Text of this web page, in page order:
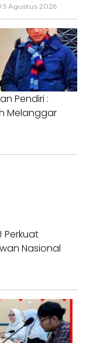
5 Agustus 2026
Pendiri :
Melanggar
Perkuat
Nasional